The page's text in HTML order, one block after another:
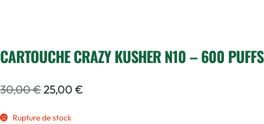
CARTOUCHE CRAZY KUSHER N10 – 600 PUFFS
30,00€25,00 €
Rupture de stock